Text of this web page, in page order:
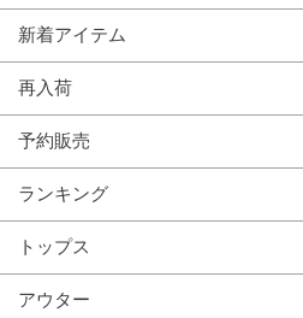
新着アイテム
再入荷
予約販売
ランキング
トップス
アウター